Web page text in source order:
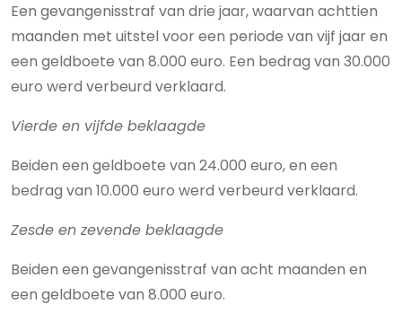
Een gevangenisstraf van drie jaar, waarvan achttien
maanden met uitstel voor een periode van vijf jaar en
een geldboete van 8.000 euro. Een bedrag van 30.000
euro werd verbeurd verklaard.
Vierde en vijfde beklaagde
Beiden een geldboete van 24.000 euro, en een
bedrag van 10.000 euro werd verbeurd verklaard.
Zesde en zevende beklaagde
Beiden een gevangenisstraf van acht maanden en
een geldboete van 8.000 euro.